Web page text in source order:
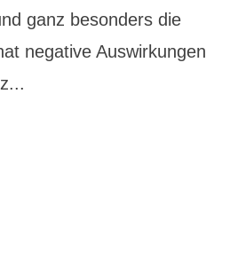
ganz besonders die
negative Auswir­kungen